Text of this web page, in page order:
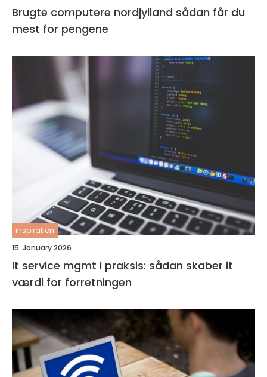
Brugte computere nordjylland sådan får du
mest for pengene
inspiration
15. January 2026
It service mgmt i praksis: sådan skaber it
værdi for forretningen